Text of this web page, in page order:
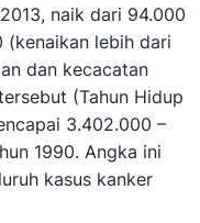
naik dari 94.000
(kenaikan lebih dari
dan kecacatan
(Tahun Hidup
3.402.000 –
1990. Angka ini
kasus kanker